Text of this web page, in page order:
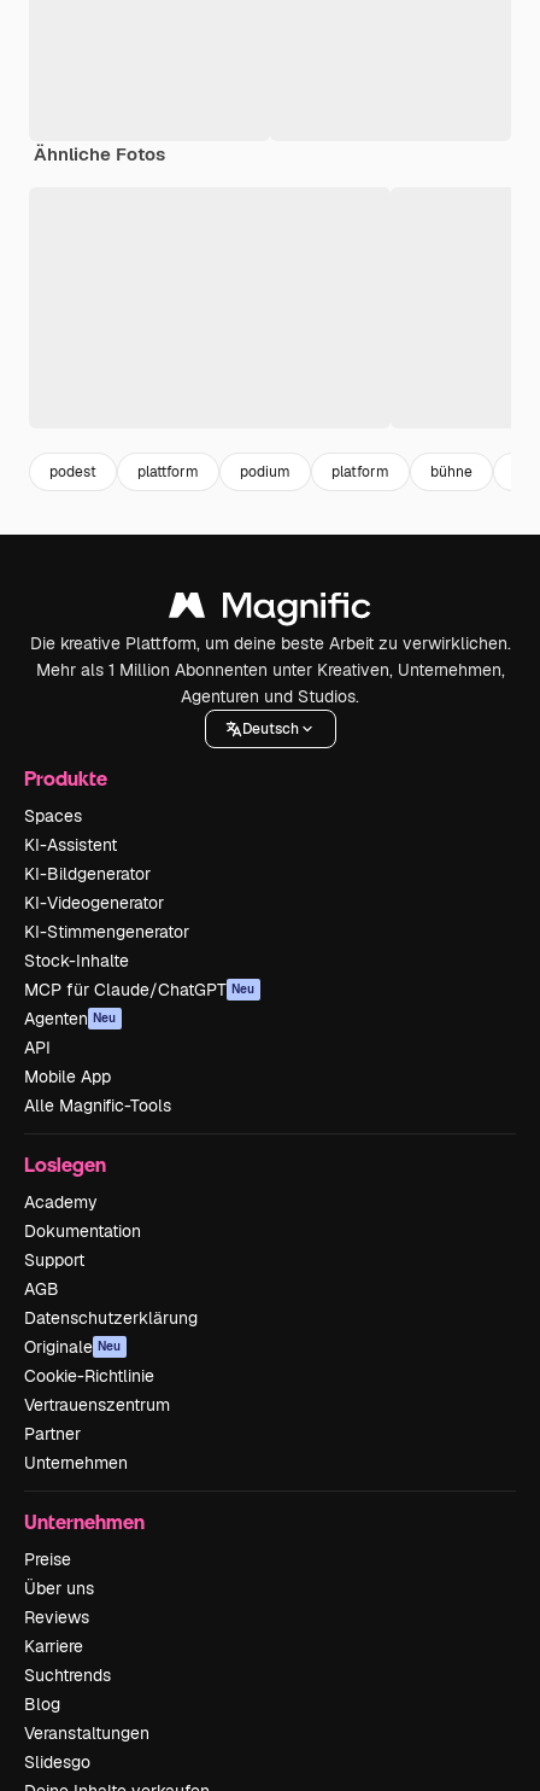
Ähnliche Fotos
podest plattform podium platform bühne
Die kreative Plattform, um deine beste Arbeit zu verwirklichen.
Mehr als 1 Million Abonnenten unter Kreativen, Unternehmen,
Agenturen und Studios.
Deutsch
Produkte
Spaces
KI-Assistent
KI-Bildgenerator
KI-Videogenerator
KI-Stimmengenerator
Stock-Inhalte
MCP für Claude/ChatGPT Neu
Agenten Neu
API
Mobile App
Alle Magnific-Tools
Loslegen
Academy
Dokumentation
Support
AGB
Datenschutzerklärung
Originale Neu
Cookie-Richtlinie
Vertrauenszentrum
Partner
Unternehmen
Unternehmen
Preise
Über uns
Reviews
Karriere
Suchtrends
Blog
Veranstaltungen
Slidesgo